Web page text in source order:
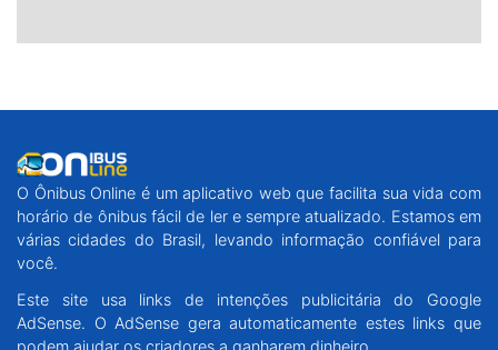
O Ônibus Online é um aplicativo web que facilita sua vida com
horário de ônibus fácil de ler e sempre atualizado. Estamos em
várias cidades do Brasil, levando informação confiável para
você.
Este site usa links de intenções publicitária do Google
AdSense. O AdSense gera automaticamente estes links que